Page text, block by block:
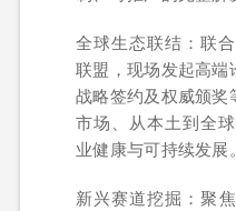
全球生态联结：联
联盟，现场发起高端
战略签约及权威颁奖
市场、从本土到全
业健康与可持续发展。
新兴赛道挖掘：聚